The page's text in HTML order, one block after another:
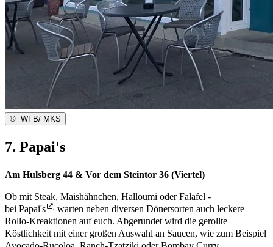
© WFB/ MKS
7. Papai's
Am Hulsberg 44 & Vor dem Steintor 36 (Viertel)
Ob mit Steak, Maishähnchen, Halloumi oder Falafel -
bei Papai's
warten neben diversen Dönersorten auch leckere
Rollo-Kreaktionen auf euch. Abgerundet wird die gerollte
Köstlichkeit mit einer großen Auswahl an Saucen, wie zum Beispiel